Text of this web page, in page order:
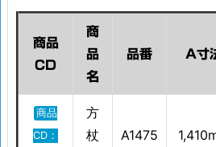
商品
CD
商
品
名
品番 A寸
商品
CD：
方
杖
A1475